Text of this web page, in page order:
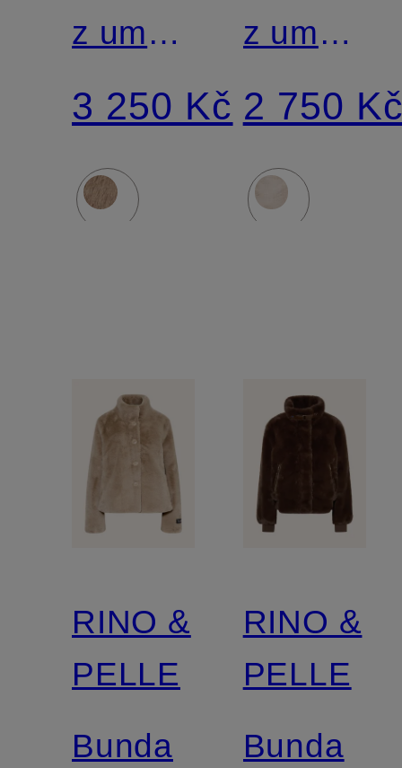
z umělé
kožešiny
3 250 Kč
z umělé
kožešiny
2 750
RINO &
PELLE
Bunda
RINO &
PELLE
Bunda